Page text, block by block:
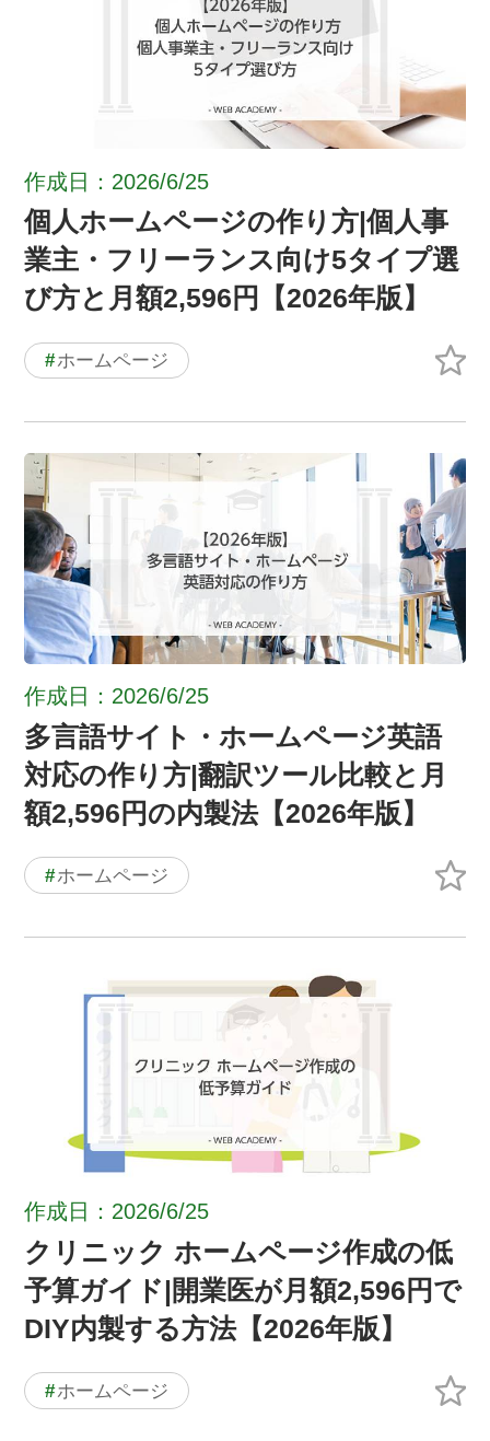
作成日：2026/6/25
個人ホームページの作り方|個人事
業主・フリーランス向け5タイプ選
び方と月額2,596円【2026年版】
#ホームページ
作成日：2026/6/25
多言語サイト・ホームページ英語
対応の作り方|翻訳ツール比較と月
額2,596円の内製法【2026年版】
#ホームページ
作成日：2026/6/25
クリニック ホームページ作成の低
予算ガイド|開業医が月額2,596円で
DIY内製する方法【2026年版】
#ホームページ